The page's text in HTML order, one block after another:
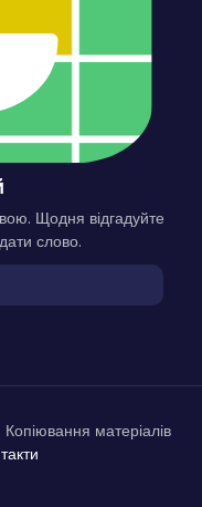
Щодня відгадуйте
слово.
матеріалів